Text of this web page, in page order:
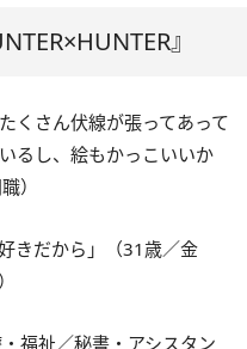
』
くさん伏線が張ってあって
るし、絵もかっこいいか
）
きだから」（31歳／金
福祉／秘書・アシスタン